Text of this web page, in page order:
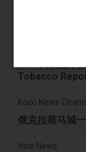
Tobacco
Koco News
俄克拉荷马城
Vice News